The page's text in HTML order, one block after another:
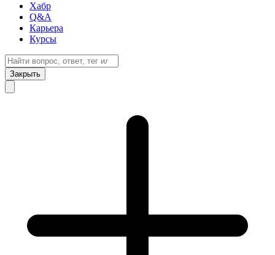
Хабр
Q&A
Карьера
Курсы
Закрыть